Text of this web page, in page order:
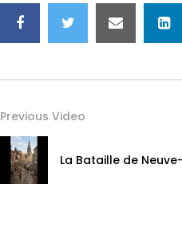
Previous Video
La Bataille de